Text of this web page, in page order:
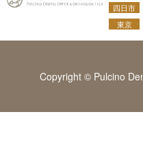
四日市
東京
Copyright © Pulcino